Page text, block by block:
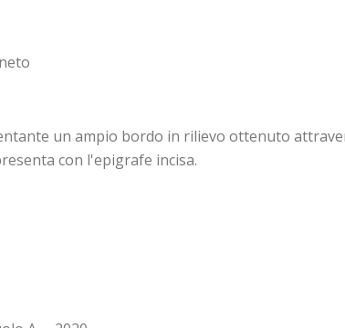
un ampio bordo in rilievo ottenuto
con l'epigrafe incisa.